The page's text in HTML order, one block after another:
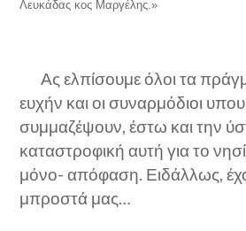
Λευκάδας κος Μαργέλης.»
Ας ελπίσουμε όλοι τα
ευχήν και οι συναρμόδιοι
συμμαζέψουν, έστω και την
καταστροφική αυτή για το
μόνο- απόφαση. Ειδάλλως,
μπροστά μας…